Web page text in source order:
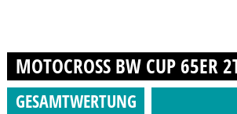
MOTOCROSS BW CUP 65ER
GESAMTWERTUNG